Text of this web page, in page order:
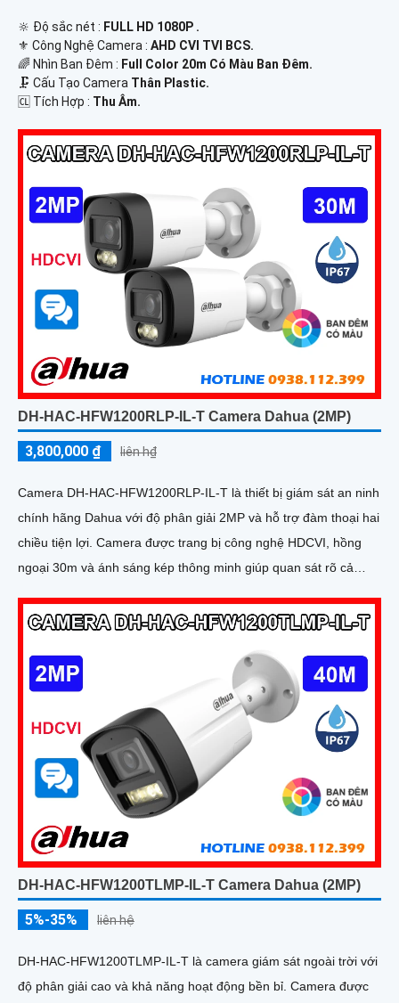
🔆 Độ sắc nét : FULL HD 1080P .
⚜️ Công Nghệ Camera : AHD CVI TVI BCS.
🌈 Nhìn Ban Đêm : Full Color 20m Có Màu Ban Ðêm.
🗜️ Cấu Tạo Camera Thân Plastic.
️🆑 Tích Hợp : Thu Âm.
DH-HAC-HFW1200RLP-IL-T Camera Dahua (2MP)
3,800,000 ₫ liên h₫
Camera DH-HAC-HFW1200RLP-IL-T là thiết bị giám sát an ninh
chính hãng Dahua với độ phân giải 2MP và hỗ trợ đàm thoại hai
chiều tiện lợi. Camera được trang bị công nghệ HDCVI, hồng
ngoại 30m và ánh sáng kép thông minh giúp quan sát rõ cả
DH-HAC-HFW1200TLMP-IL-T Camera Dahua (2MP)
5%-35% liên hệ
DH-HAC-HFW1200TLMP-IL-T là camera giám sát ngoài trời với
độ phân giải cao và khả năng hoạt động bền bỉ. Camera được